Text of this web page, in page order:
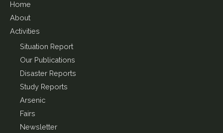
Home
About
Activities
Situation Report
Our Publications
Disaster Reports
Study Reports
Arsenic
Fairs
Newsletter